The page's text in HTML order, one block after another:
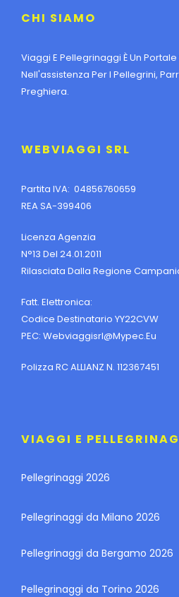
CHI SIAMO
Viaggi E Pellegrinaggi È Un
Nell'assistenza Per I Pellegrini,
Preghiera.
WEBVIAGGI SRL
Partita IVA: 04856760659
REA SA-399406
Licenza Agenzia
N°13 Del 24.01.2011
Rilasciata Dalla Regione
Fatt. Elettronica:
Codice Destinatario YY22CVW
PEC: Webviaggisrl@mypec.eu
Polizza RC ALLIANZ N. 112367451
VIAGGI E
Pellegrinaggi 2026
Pellegrinaggi da Milano 2026
Pellegrinaggi da Bergamo 2026
Pellegrinaggi da Torino 2026